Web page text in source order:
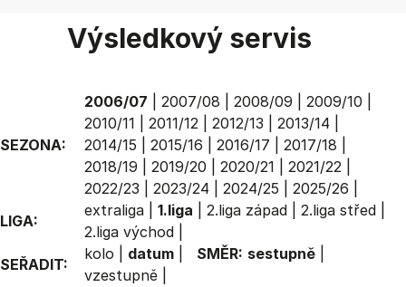
Výsledkový servis
SEZONA:
2006/07 2007/08 2008/09 2009/10
2010/11
2011/12 2012/13 2013/14
2014/15
2015/16 2016/17 2017/18
2018/19
2019/20 2020/21 2021/22
2022/23
2023/24 2024/25 2025/26
LIGA:
extraliga 1.liga 2.liga západ 2.liga střed
2.liga východ
SEŘADIT:
kolo datum SMĚR: sestupně
vzestupně